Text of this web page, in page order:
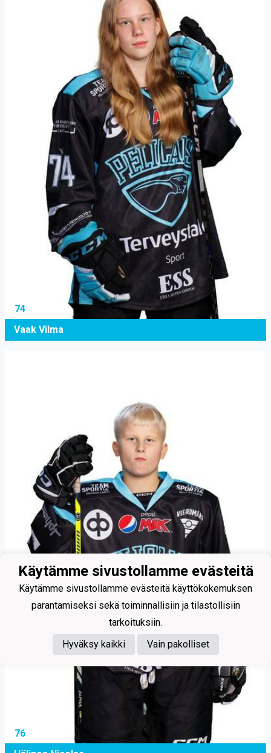
74
Vaak Vilma
76
Käytämme sivustollamme evästeitä
Käytämme sivustollamme evästeitä käyttökokemuksen
parantamiseksi sekä toiminnallisiin ja tilastollisiin
tarkoituksiin.
Hyväksy kaikki
Vain pakolliset